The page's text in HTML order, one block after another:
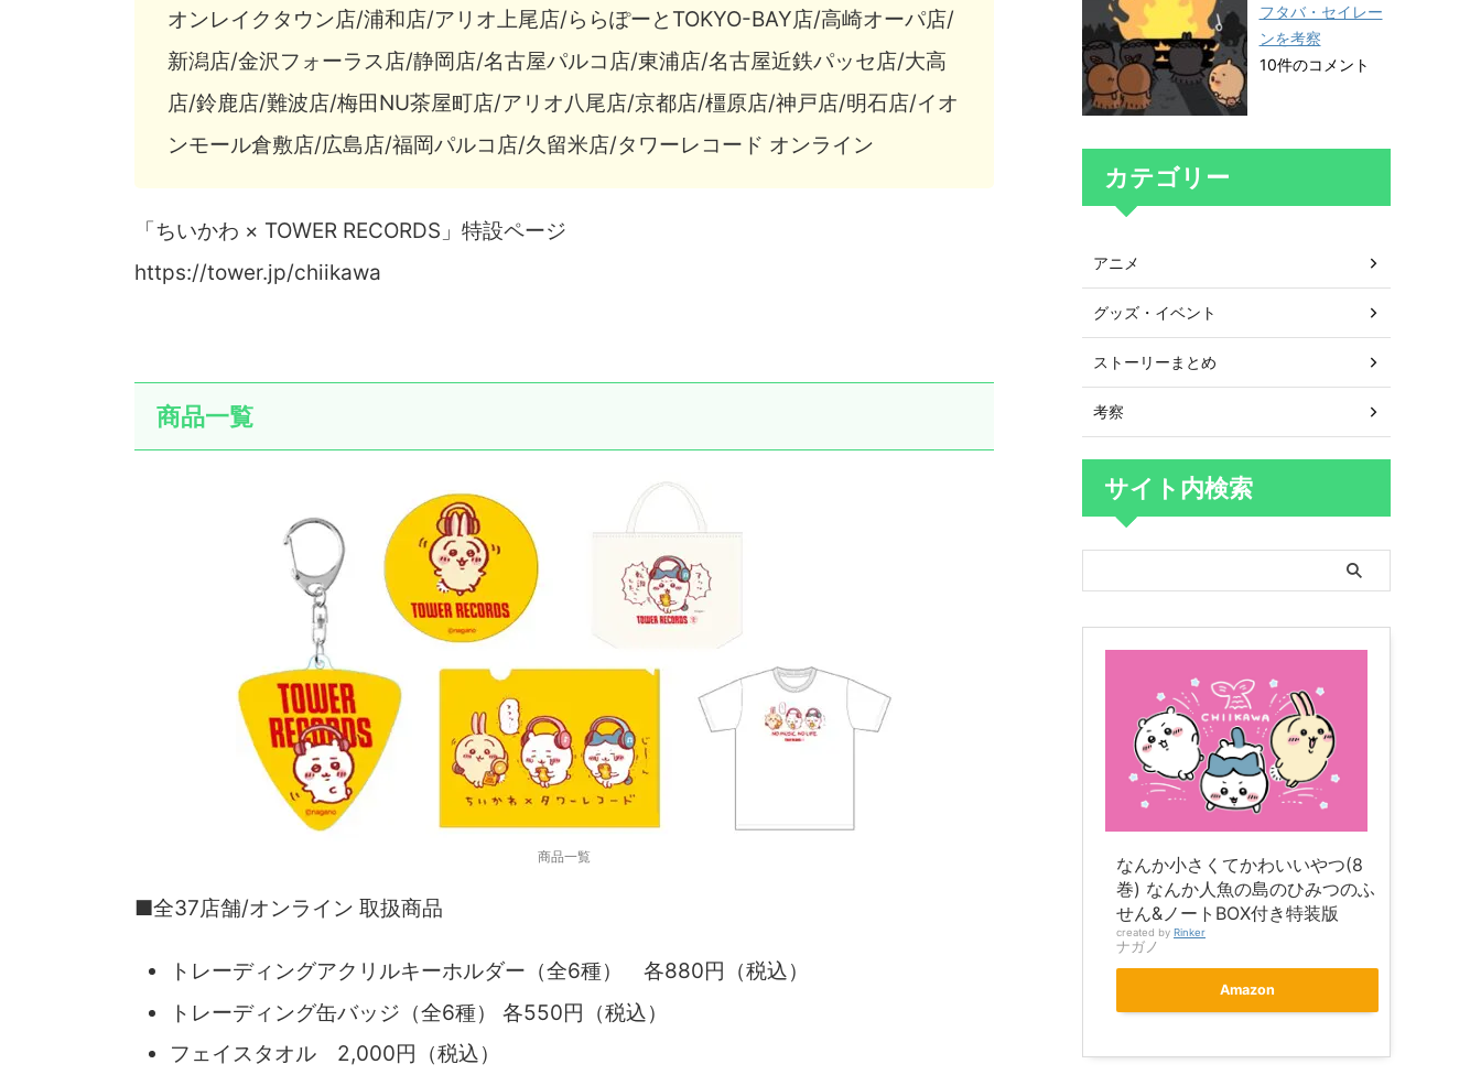
オンレイクタウン店/浦和店/アリオ上尾店/ららぽーとTOKYO-BAY店/高崎オーパ店/
新潟店/金沢フォーラス店/静岡店/名古屋パルコ店/東浦店/名古屋近鉄パッセ店/大高
店/鈴鹿店/難波店/梅田NU茶屋町店/アリオ八尾店/京都店/橿原店/神戸店/明石店/イオ
ンモール倉敷店/広島店/福岡パルコ店/久留米店/タワーレコード オンライン
「ちいかわ × TOWER RECORDS」特設ページ
https://tower.jp/chiikawa
商品一覧
商品一覧
■全37店舗/オンライン 取扱商品
トレーディングアクリルキーホルダー（全6種） 各880円（税込）
トレーディング缶バッジ（全6種） 各550円（税込）
フェイスタオル 2,000円（税込）
フタバ・セイレー
ンを考察
10件のコメント
カテゴリー
アニメ
グッズ・イベント
ストーリーまとめ
考察
サイト内検索
なんか小さくてかわいいやつ(8
巻) なんか人魚の島のひみつのふ
せん&ノートBOX付き特装版
created by Rinker
ナガノ
Amazon